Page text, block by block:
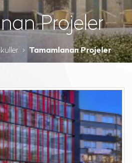
Projeler
Tamamlanan Projeler